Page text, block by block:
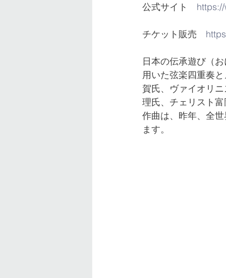
公式サイト
チケット販売
日本の伝承遊び（
用いた弦楽四重奏
賀氏、ヴァイオリ
理氏、チェリスト富
作曲は、昨年、全
ます。